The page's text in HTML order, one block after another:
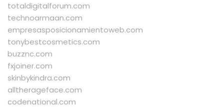
totaldigitalforum.com
technoarmaan.com
empresasposicionamientoweb.com
tonybestcosmetics.com
buzznc.com
fxjoiner.com
skinbykindra.com
alltherageface.com
codenational.com